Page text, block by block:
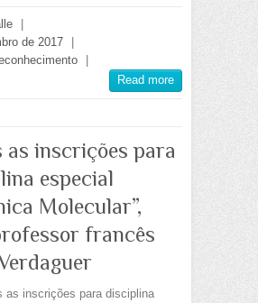
de 2017
Read more
as inscrições para
especial
Molecular”,
francês
as inscrições para disciplina